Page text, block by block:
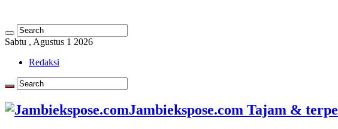
Sabtu , Agustus 1 2026
Redaksi
Jambiekspose.com Tajam &